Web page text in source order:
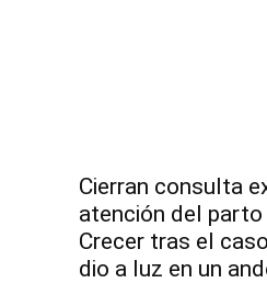
Cierran consulta
atención del parto
Crecer tras el
dio a luz en un